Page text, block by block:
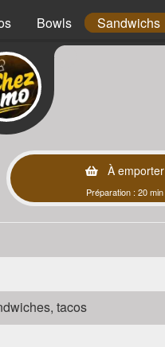
Bowls Sandwichs
À emporter
Préparation : 20 min
tacos